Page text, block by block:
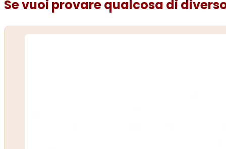
Se vuoi provare qualcosa di